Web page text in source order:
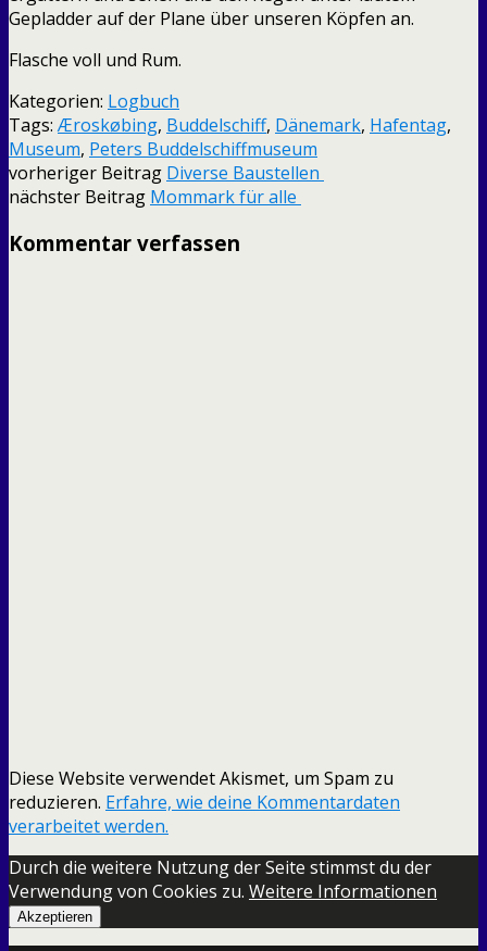
Gepladder auf der Plane über unseren Köpfen an.
Flasche voll und Rum.
Kategorien: Logbuch
Tags:Æroskøbing, Buddelschiff, Dänemark, Hafentag,
Museum, Peters Buddelschiffmuseum
vorheriger Beitrag Diverse Baustellen
nächster Beitrag Mommark für alle
Kommentar verfassen
Diese Website verwendet Akismet, um Spam zu
reduzieren. Erfahre, wie deine Kommentardaten
verarbeitet werden.
Durch die weitere Nutzung der Seite stimmst du der
Verwendung von Cookies zu. Weitere Informationen
Akzeptieren